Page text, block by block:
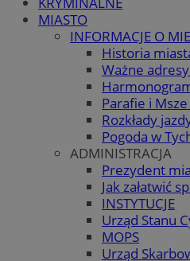
MIASTO
INFORMACJE O
Historia
Ważne
Parafie i
Rozkłady
Pogoda w
ADMINISTRACJA
Prezydent
Jak załatwić
INSTYTUCJE
Urząd Stanu
MOPS
Urząd